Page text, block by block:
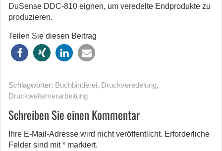
DuSense DDC-810 eignen, um veredelte Endprodukte zu
produzieren.
Teilen Sie diesen Beitrag
Schlagwörter: Buchbinderei, Druckveredelung,
Druckweiterverarbeitung
Schreiben Sie einen Kommentar
Ihre E-Mail-Adresse wird nicht veröffentlicht. Erforderliche
Felder sind mit* markiert.